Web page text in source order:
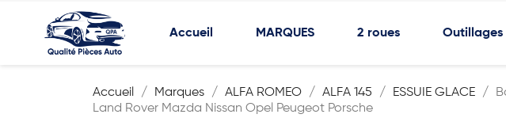
Accueil MARQUES 2 roues Outillages
Accueil Marques ALFA ROMEO ALFA 145 ESSUIE GLACE
Land Rover Mazda Nissan Opel Peugeot Porsche